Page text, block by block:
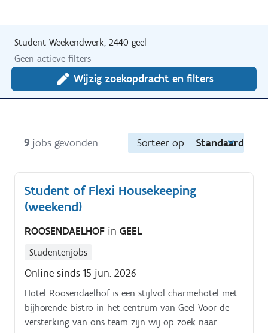
Student Weekendwerk, 2440 geel
Geen actieve filters
Wijzig zoekopdracht en filters
9 jobs gevonden Sorteer op Standaard
Student of Flexi Housekeeping
(weekend)
ROOSENDAELHOF in GEEL
Studentenjobs
Online sinds 15 jun. 2026
Hotel Roosendaelhof is een stijlvol charmehotel met
bijhorende bistro in het centrum van Geel Voor de
versterking van ons team zijn wij op zoek naar